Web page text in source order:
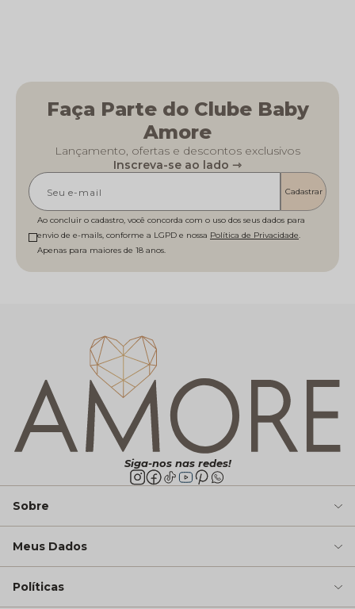
Faça Parte do Clube Baby
Amore
Lançamento, ofertas e descontos exclusivos
Inscreva-se ao lado ⇾
Cadastrar
Ao concluir o cadastro, você concorda com o uso dos seus dados para
envio de e-mails, conforme a LGPD e nossa Política de Privacidade
Siga-nos nas redes!
Sobre
Meus Dados
Políticas